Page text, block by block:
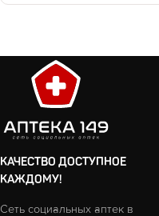
КАЧЕСТВО ДОСТУПНОЕ
КАЖДОМУ!
Сеть социальных аптек в